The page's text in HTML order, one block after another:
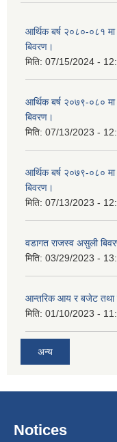
आर्थिक बर्ष २०८०-०८१
बिवरण।
मिति: 07/15/2024 -
आर्थिक बर्ष २०७९-०८०
बिवरण।
मिति: 07/13/2023 -
आर्थिक बर्ष २०७९-०८०
बिवरण।
मिति: 07/13/2023 -
वडागत राजस्व असुली
मिति: 03/29/2023 -
आन्तरिक आय र बजेट तथा
मिति: 01/10/2023 -
अन्य
Notices